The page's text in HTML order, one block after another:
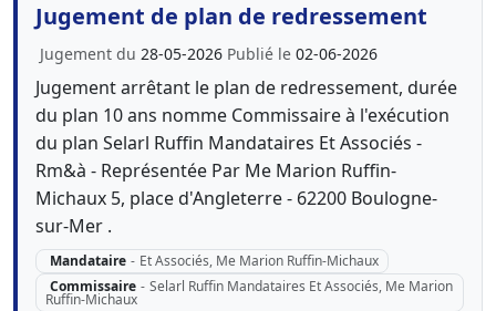
Jugement de plan de redressement
Jugement du 28-05-2026 Publié le 02-06-2026
Jugement arrêtant le plan de redressement, durée
du plan 10 ans nomme Commissaire à l'exécution
du plan Selarl Ruffin Mandataires Et Associés -
Rm&à - Représentée Par Me Marion Ruffin-
Michaux 5, place d'Angleterre - 62200 Boulogne-
sur-Mer .
Mandataire - Et Associés, Me Marion Ruffin-Michaux
Commissaire - Selarl Ruffin Mandataires Et Associés, Me Marion
Ruffin-Michaux